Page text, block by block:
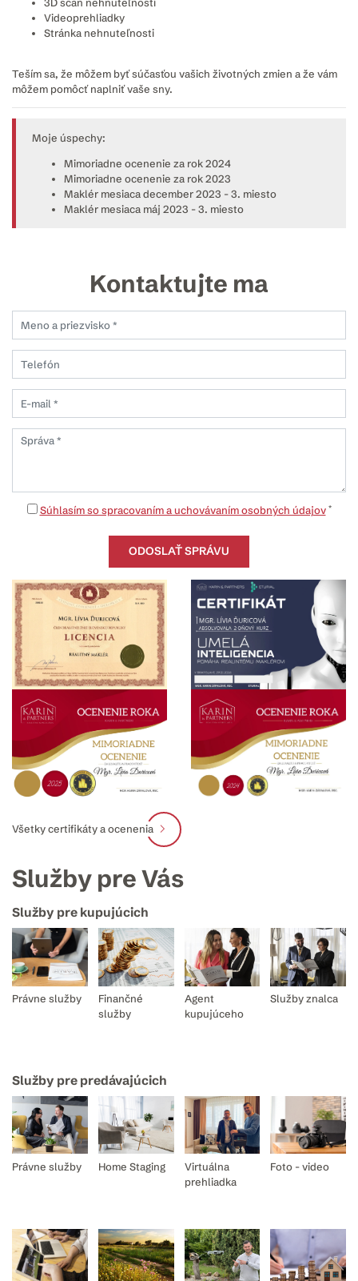
3D scan nehnuteľností
Videoprehliadky
Stránka nehnuteľnosti
Teším sa, že môžem byť súčasťou vašich životných zmien a že vám
môžem pomôcť naplniť vaše sny.
Moje úspechy:
Mimoriadne ocenenie za rok 2024
Mimoriadne ocenenie za rok 2023
Maklér mesiaca december 2023 - 3. miesto
Maklér mesiaca máj 2023 - 3. miesto
Kontaktujte ma
Súhlasím so spracovaním a uchovávaním osobných údajov *
Všetky certifikáty a ocenenia
Služby pre Vás
Služby pre kupujúcich
Právne služby
Finančné
služby
Agent
kupujúceho
Služby znalca
Služby pre predávajúcich
Právne služby Home Staging
Virtuálna
prehliadka
Foto - video